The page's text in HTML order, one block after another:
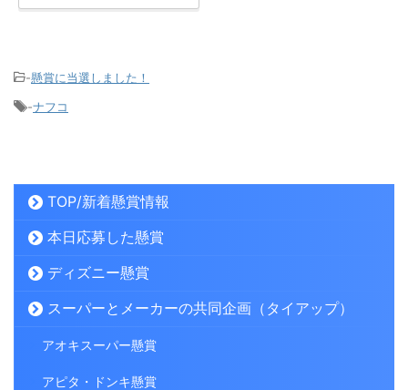
-懸賞に当選しました！
-ナフコ
TOP/新着懸賞情報
本日応募した懸賞
ディズニー懸賞
スーパーとメーカーの共同企画（タイアップ）
アオキスーパー懸賞
アピタ・ドンキ懸賞